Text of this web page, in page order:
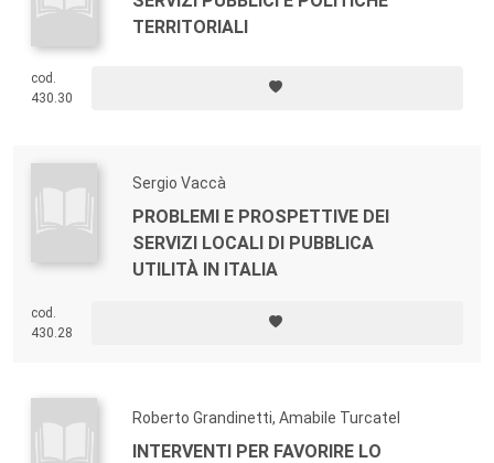
TERRITORIALI
cod.
430.30
Sergio Vaccà
PROBLEMI E PROSPETTIVE DEI
SERVIZI LOCALI DI PUBBLICA
UTILITÀ IN ITALIA
cod.
430.28
Roberto Grandinetti, Amabile Turcatel
INTERVENTI PER FAVORIRE LO